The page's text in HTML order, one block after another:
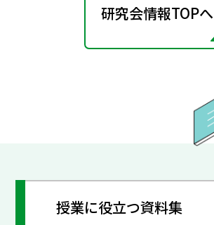
研究会情報TOPへ
授業に役立つ資料集